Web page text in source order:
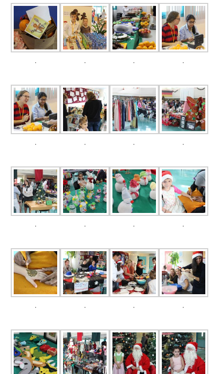
. . . .
. . . .
. . . .
. . . .